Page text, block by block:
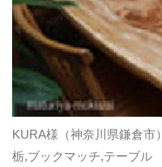
KURA様（神奈川県鎌倉市）
栃,ブックマッチ,テーブル